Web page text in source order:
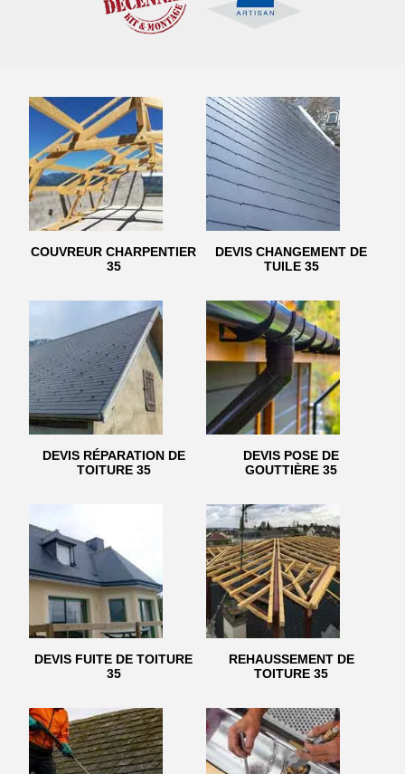
COUVREUR CHARPENTIER
35
DEVIS CHANGEMENT DE
TUILE 35
DEVIS RÉPARATION DE
TOITURE 35
DEVIS POSE DE
GOUTTIÈRE 35
DEVIS FUITE DE TOITURE
35
REHAUSSEMENT DE
TOITURE 35